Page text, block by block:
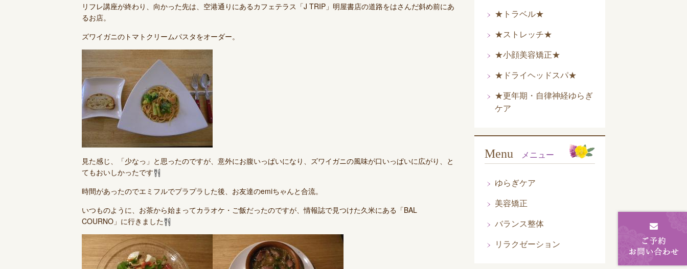
リフレ講座が終わり、向かった先は、空港通りにあるカフェテラス「J TRIP」明屋書店の道路をはさんだ斜め前にあ
るお店。
ズワイガニのトマトクリームパスタをオーダー。
見た感じ、「少なっ」と思ったのですが、意外にお腹いっぱいになり、ズワイガニの風味が口いっぱいに広がり、と
てもおいしかったです
時間があったのでエミフルでプラプラした後、お友達のemiちゃんと合流。
いつものように、お茶から始まってカラオケ・ご飯だったのですが、情報誌で見つけた久米にある「BAL
COURNO」に行きました
★トラベル★
★ストレッチ★
★小顔美容矯正★
★ドライヘッドスパ★
★更年期・自律神経ゆらぎ
ケア
Menu メニュー
ゆらぎケア
美容矯正
バランス整体
リラクゼーション